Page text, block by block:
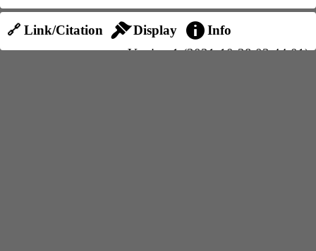
🔗 Link/Citation Display
Info
Version 1 (2021-10-28 03:44:01)